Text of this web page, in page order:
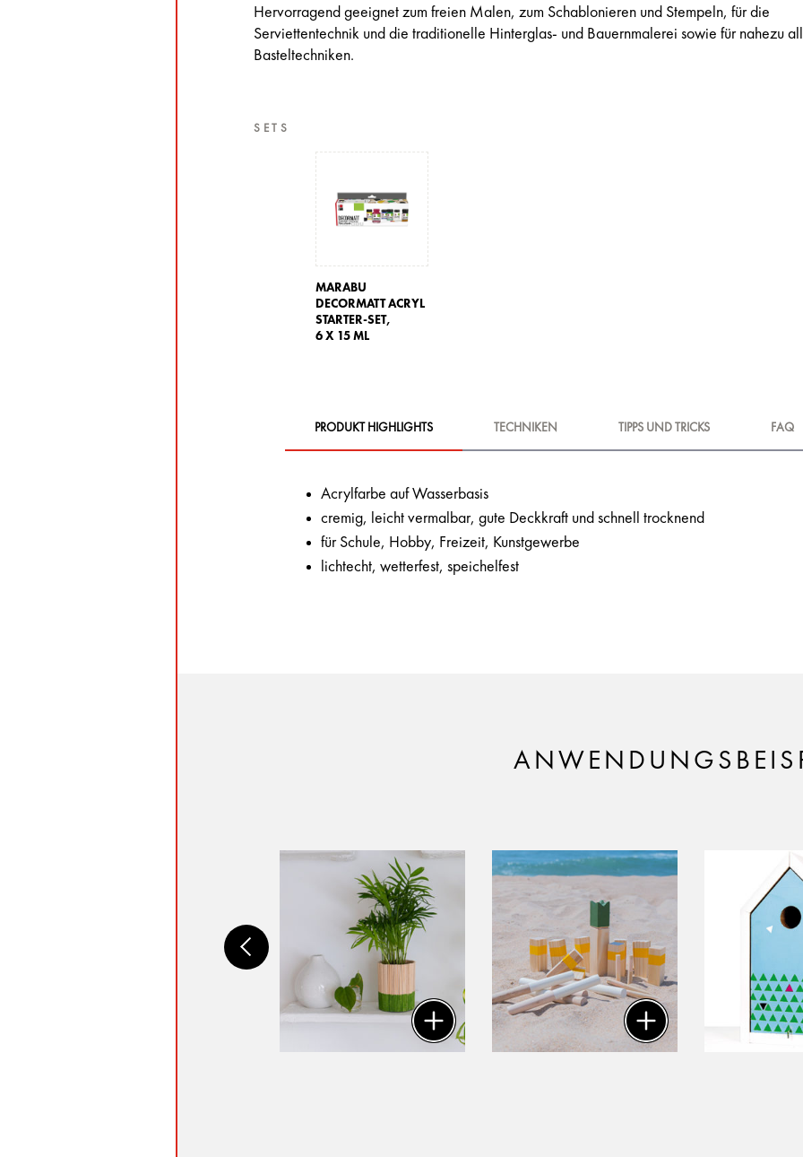
Hervorragend geeignet zum freien Malen, zum Schablonieren und Stempeln, für die
Serviettentechnik und die traditionelle Hinterglas- und Bauernmalerei sowie für nahezu
Basteltechniken.
SETS
MARABU
DECORMATT ACRYL
STARTER-SET,
6 X 15 ML
PRODUKT HIGHLIGHTS TECHNIKEN TIPPS UND TRICKS FAQ
Acrylfarbe auf Wasserbasis
cremig, leicht vermalbar, gute Deckkraft und schnell trocknend
für Schule, Hobby, Freizeit, Kunstgewerbe
lichtecht, wetterfest, speichelfest